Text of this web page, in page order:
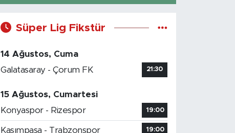
Süper Lig Fikstür
14 Ağustos, Cuma
Galatasaray - Çorum FK
21:30
15 Ağustos, Cumartesi
Konyaspor - Rizespor
19:00
Kasımpaşa - Trabzonspor 19:00